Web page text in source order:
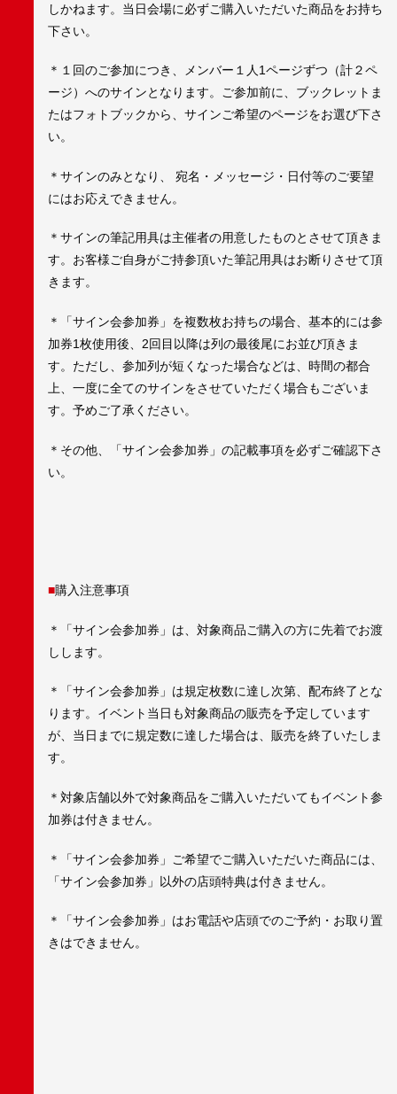
しかねます。当日会場に必ずご購入いただいた商品をお持ち
下さい。
＊１回のご参加につき、メンバー１人1ページずつ（計２ペ
ージ）へのサインとなります。ご参加前に、ブックレットま
たはフォトブックから、サインご希望のページをお選び下さ
い。
＊サインのみとなり、 宛名・メッセージ・日付等のご要望
にはお応えできません。
＊サインの筆記用具は主催者の用意したものとさせて頂きま
す。お客様ご自身がご持参頂いた筆記用具はお断りさせて頂
きます。
＊「サイン会参加券」を複数枚お持ちの場合、基本的には参
加券1枚使用後、2回目以降は列の最後尾にお並び頂きま
す。ただし、参加列が短くなった場合などは、時間の都合
上、一度に全てのサインをさせていただく場合もございま
す。予めご了承ください。
＊その他、「サイン会参加券」の記載事項を必ずご確認下さ
い。
■購入注意事項
＊「サイン会参加券」は、対象商品ご購入の方に先着でお渡
しします。
＊「サイン会参加券」は規定枚数に達し次第、配布終了とな
ります。イベント当日も対象商品の販売を予定しています
が、当日までに規定数に達した場合は、販売を終了いたしま
す。
＊対象店舗以外で対象商品をご購入いただいてもイベント参
加券は付きません。
＊「サイン会参加券」ご希望でご購入いただいた商品には、
「サイン会参加券」以外の店頭特典は付きません。
＊「サイン会参加券」はお電話や店頭でのご予約・お取り置
きはできません。